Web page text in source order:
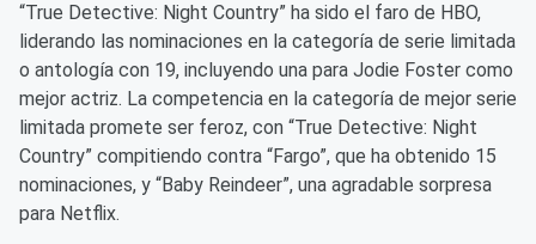
“True Detective: Night Country” ha sido el faro de HBO,
liderando las nominaciones en la categoría de serie limitada
o antología con 19, incluyendo una para Jodie Foster como
mejor actriz. La competencia en la categoría de mejor serie
limitada promete ser feroz, con “True Detective: Night
Country” compitiendo contra “Fargo”, que ha obtenido 15
nominaciones, y “Baby Reindeer”, una agradable sorpresa
para Netflix.